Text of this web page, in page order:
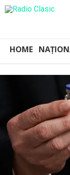
HOME